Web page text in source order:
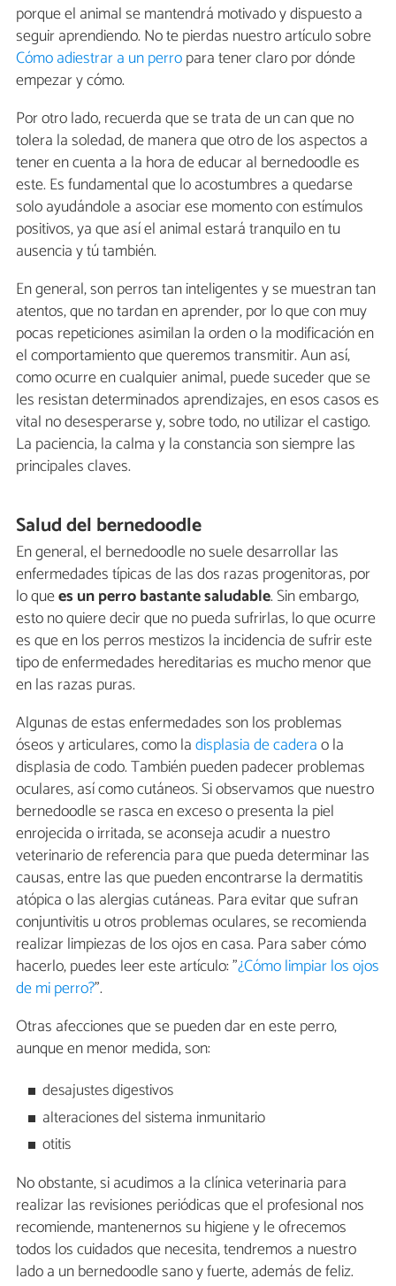
porque el animal se mantendrá motivado y dispuesto a
seguir aprendiendo. No te pierdas nuestro artículo sobre
Cómo adiestrar a un perropara tener claro por dónde
empezar y cómo.
Por otro lado, recuerda que se trata de un can que no
tolera la soledad, de manera que otro de los aspectos a
tener en cuenta a la hora de educar al bernedoodle es
este. Es fundamental que lo acostumbres a quedarse
solo ayudándole a asociar ese momento con estímulos
positivos, ya que así el animal estará tranquilo en tu
ausencia y tú también.
En general, son perros tan inteligentes y se muestran tan
atentos, que no tardan en aprender, por lo que con muy
pocas repeticiones asimilan la orden o la modificación en
el comportamiento que queremos transmitir. Aun así,
como ocurre en cualquier animal, puede suceder que se
les resistan determinados aprendizajes, en esos casos es
vital no desesperarse y, sobre todo, no utilizar el castigo.
La paciencia, la calma y la constancia son siempre las
principales claves.
Salud del bernedoodle
En general, el bernedoodle no suele desarrollar las
enfermedades típicas de las dos razas progenitoras, por
lo quees un perro bastante saludable. Sin embargo,
esto no quiere decir que no pueda sufrirlas, lo que ocurre
es que en los perros mestizos la incidencia de sufrir este
tipo de enfermedades hereditarias es mucho menor que
en las razas puras.
Algunas de estas enfermedades son los problemas
óseos y articulares, como ladisplasia de caderao la
displasia de codo. También pueden padecer problemas
oculares, así como cutáneos. Si observamos que nuestro
bernedoodle se rasca en exceso o presenta la piel
enrojecida o irritada, se aconseja acudir a nuestro
veterinario de referencia para que pueda determinar las
causas, entre las que pueden encontrarse la dermatitis
atópica o las alergias cutáneas. Para evitar que sufran
conjuntivitis u otros problemas oculares, se recomienda
realizar limpiezas de los ojos en casa. Para saber cómo
hacerlo, puedes leer este artículo: "¿Cómo limpiar los ojos
de mi perro?".
Otras afecciones que se pueden dar en este perro,
aunque en menor medida, son:
desajustes digestivos
alteraciones del sistema inmunitario
otitis
No obstante, si acudimos a la clínica veterinaria para
realizar las revisiones periódicas que el profesional nos
recomiende, mantenernos su higiene y le ofrecemos
todos los cuidados que necesita, tendremos a nuestro
lado a un bernedoodle sano y fuerte, además de feliz.